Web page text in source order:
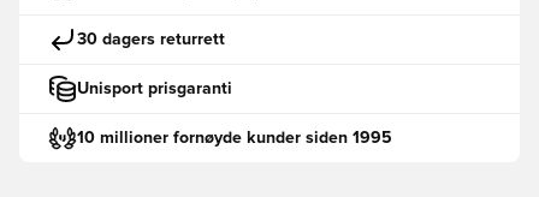
30 dagers returrett
Unisport prisgaranti
10 millioner fornøyde kunder siden 1995